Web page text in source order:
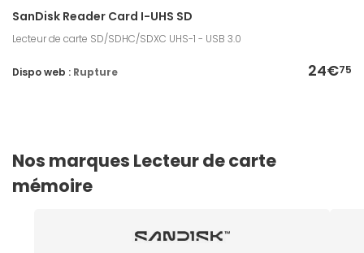
SanDisk Reader Card I-UHS SD
Lecteur de carte SD/SDHC/SDXC UHS-1 - USB 3.0
24€75
Dispo web : Rupture
Nos marques Lecteur de carte
mémoire